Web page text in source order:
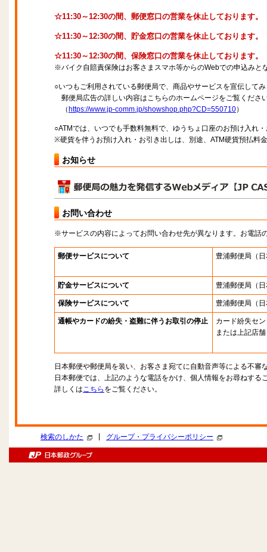
☆11:30～12:30の間、郵便窓口の営業を休止しております。
☆11:30～12:30の間、貯金窓口の営業を休止しております。
☆11:30～12:30の間、保険窓口の営業を休止しております。
※バイク自賠責保険はお客さまスマホ等からのWebでの申込みと
○いつもご利用されている郵便局で、商品やサービスを宣伝して
郵便局広告の詳しい内容はこちらのホームページをご覧くださ
（ https://www.jp-comm.jp/showshop.php?CD=550710）
○ATMでは、いつでも手数料無料で、ゆうちょ口座のお預け入れ
※硬貨を伴うお預け入れ・お引き出しは、別途、ATM硬貨預払料
お知らせ
お問い合わせ
※サービスの内容によってお問い合わせ先が異なります。お電話
郵便サービスについて 豊浦郵便局 （
貯金サービスについて 豊浦郵便局 （
保険サービスについて 豊浦郵便局 （
通帳やカードの紛失・盗難に伴うお取引の停止
カード紛失セ
または上記店舗
日本郵便や郵便局を装い、お客さま宛てに自動音声等による不審
日本郵便では、上記のような電話をかけ、個人情報をお尋ねする
詳しくはこちら をご覧ください。
検索のしかた グループ・プライバシーポリシー